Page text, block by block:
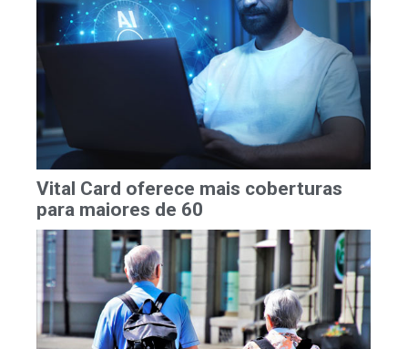
Vital Card oferece mais coberturas
para maiores de 60